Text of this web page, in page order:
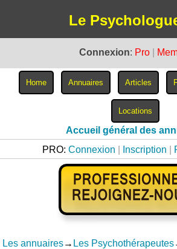
Le
Connexion: Pro
Accueil général des
PRO: Connexion Inscription
Les annuaires→ Les Psychothérapeutes